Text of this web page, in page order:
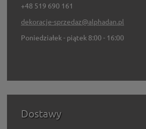
+48 519 690 161
dekoracje-sprzedaz@alphadan.pl
Poniedziałek - piątek 8:00 - 16:00
Dostawy